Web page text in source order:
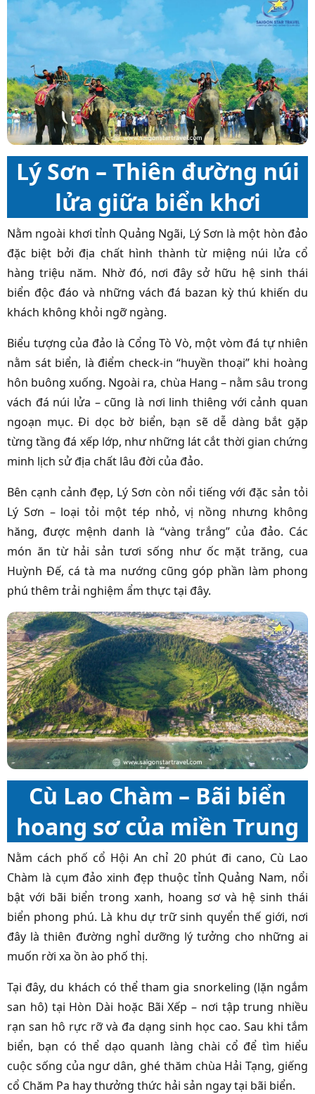
Lý Sơn – Thiên đường núi
lửa giữa biển khơi
Nằm ngoài khơi tỉnh Quảng Ngãi, Lý Sơn là một hòn đảo
đặc biệt bởi địa chất hình thành từ miệng núi lửa cổ
hàng triệu năm. Nhờ đó, nơi đây sở hữu hệ sinh thái
biển độc đáo và những vách đá bazan kỳ thú khiến du
khách không khỏi ngỡ ngàng.
Biểu tượng của đảo là Cổng Tò Vò, một vòm đá tự nhiên
nằm sát biển, là điểm check-in “huyền thoại” khi hoàng
hôn buông xuống. Ngoài ra, chùa Hang – nằm sâu trong
vách đá núi lửa – cũng là nơi linh thiêng với cảnh quan
ngoạn mục. Đi dọc bờ biển, bạn sẽ dễ dàng bắt gặp
từng tầng đá xếp lớp, như những lát cắt thời gian chứng
minh lịch sử địa chất lâu đời của đảo.
Bên cạnh cảnh đẹp, Lý Sơn còn nổi tiếng với đặc sản tỏi
Lý Sơn – loại tỏi một tép nhỏ, vị nồng nhưng không
hăng, được mệnh danh là “vàng trắng” của đảo. Các
món ăn từ hải sản tươi sống như ốc mặt trăng, cua
Huỳnh Đế, cá tà ma nướng cũng góp phần làm phong
phú thêm trải nghiệm ẩm thực tại đây.
Cù Lao Chàm – Bãi biển
hoang sơ của miền Trung
Nằm cách phố cổ Hội An chỉ 20 phút đi cano, Cù Lao
Chàm là cụm đảo xinh đẹp thuộc tỉnh Quảng Nam, nổi
bật với bãi biển trong xanh, hoang sơ và hệ sinh thái
biển phong phú. Là khu dự trữ sinh quyển thế giới, nơi
đây là thiên đường nghỉ dưỡng lý tưởng cho những ai
muốn rời xa ồn ào phố thị.
Tại đây, du khách có thể tham gia snorkeling (lặn ngắm
san hô) tại Hòn Dài hoặc Bãi Xếp – nơi tập trung nhiều
rạn san hô rực rỡ và đa dạng sinh học cao. Sau khi tắm
biển, bạn có thể dạo quanh làng chài cổ để tìm hiểu
cuộc sống của ngư dân, ghé thăm chùa Hải Tạng, giếng
cổ Chăm Pa hay thưởng thức hải sản ngay tại bãi biển.